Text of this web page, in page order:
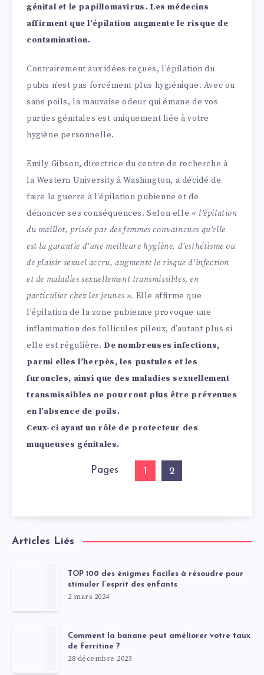
génital et le papillomavirus. Les médecins
affirment que l’épilation augmente le risque de
contamination.
Contrairement aux idées reçues, l’épilation du
pubis n’est pas forcément plus hygiénique. Avec ou
sans poils, la mauvaise odeur qui émane de vos
parties génitales est uniquement liée à votre
hygiène personnelle.
Emily Gibson, directrice du centre de recherche à
la Western University à Washington, a décidé de
faire la guerre à l’épilation pubienne et de
dénoncer ses conséquences. Selon elle « l’épilation
du maillot, prisée par des femmes convaincues qu’elle
est la garantie d’une meilleure hygiène, d’esthétisme ou
de plaisir sexuel accru, augmente le risque d’infection
et de maladies sexuellement transmissibles, en
particulier chez les jeunes ». Elle affirme que
l’épilation de la zone pubienne provoque une
inflammation des follicules pileux, d’autant plus si
elle est régulière. De nombreuses infections,
parmi elles l’herpès, les pustules et les
furoncles, ainsi que des maladies sexuellement
transmissibles ne pourront plus être prévenues
en l’absence de poils.
Ceux-ci ayant un rôle de protecteur des
muqueuses génitales.
Pages 1 2
Articles Liés
TOP 100 des énigmes faciles à résoudre pour
stimuler l’esprit des enfants
2 mars 2024
Comment la banane peut améliorer votre taux
de ferritine ?
28 décembre 2023